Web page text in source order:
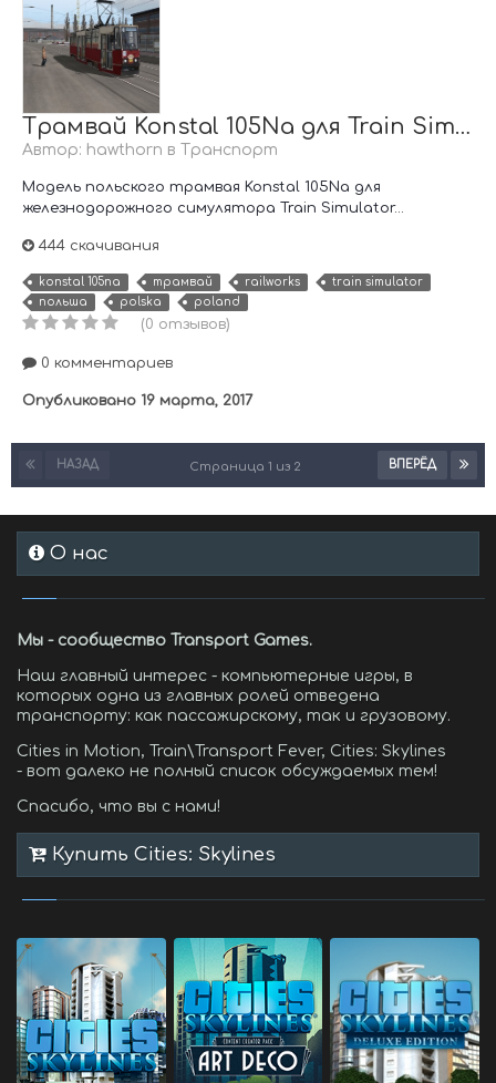
Трамвай Konstal 105Na для Train Simulator (RailWorks)
Автор: hawthorn в Транспорт
Модель польского трамвая Konstal 105Na для
железнодорожного симулятора Train Simulator...
444 скачивания
konstal 105na трамвай railworks
train simulator
польша
polska poland
(0 отзывов)
0 комментариев
Опубликовано 19 марта, 2017
НАЗАД ВПЕРЁД
Страница 1 из 2
О нас
Мы - сообщество Transport Games.
Наш главный интерес - компьютерные игры, в
которых одна из главных ролей отведена
транспорту: как пассажирскому, так и грузовому.
Cities in Motion, Train\Transport Fever, Cities: Skylines
- вот далеко не полный список обсуждаемых тем!
Спасибо, что вы с нами!
Купить Cities: Skylines